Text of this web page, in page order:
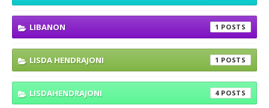
LIBANON 1
LISDA HENDRAJONI 1
LISDAHENDRAJONI 4